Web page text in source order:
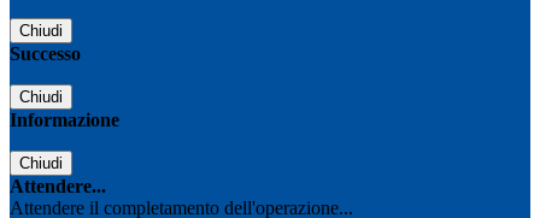
Chiudi
Successo
Chiudi
Informazione
Chiudi
Attendere...
Attendere il completamento dell'operazione...